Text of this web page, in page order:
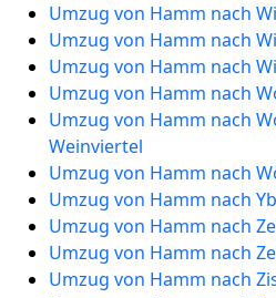
Umzug von Hamm nach
Umzug von Hamm nach
Umzug von Hamm nach
Umzug von Hamm nach
Umzug von Hamm nach
Weinviertel
Umzug von Hamm nach
Umzug von Hamm nach
Umzug von Hamm nach
Umzug von Hamm nach
Umzug von Hamm nach